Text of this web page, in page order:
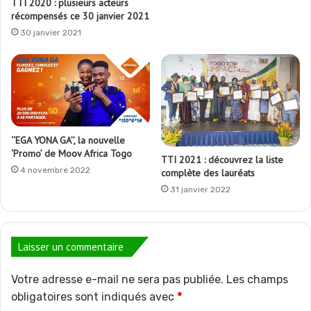
TTI 2020 : plusieurs acteurs
récompensés ce 30 janvier 2021
30 janvier 2021
‘‘EGA YONA GA’’, la nouvelle
‘Promo’ de Moov Africa Togo
4 novembre 2022
TTI 2021 : découvrez la liste
complète des lauréats
31 janvier 2022
Laisser un commentaire
Votre adresse e-mail ne sera pas publiée. Les champs
obligatoires sont indiqués avec *